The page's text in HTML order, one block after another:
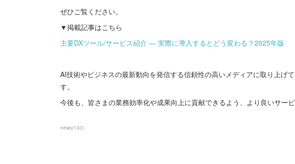
ぜひご覧ください。
▼掲載記事はこちら
主要DXツール/サービス紹介 — 実際に導入するとどう変わる？2025年版
AI技術やビジネスの最新動向を発信する信頼性の高いメディアに取り上げ
す。
今後も、皆さまの業務効率化や成果向上に貢献できるよう、より良いサー
news(130)